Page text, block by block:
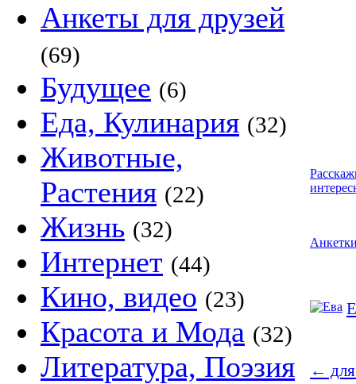
Анкеты для друзей
(69)
Будущее (6)
Еда, Кулинария (32)
Животные,
Растения (22)
Жизнь (32)
Интернет (44)
Кино, видео (23)
Красота и Мода (32)
Литература, Поэзия ←